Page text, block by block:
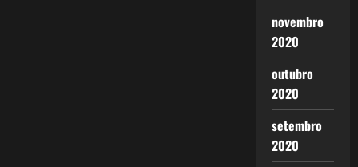
novembro
2020
outubro
2020
setembro
2020